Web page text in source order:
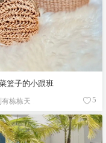
篮子的小跟班
有栋栋天 5